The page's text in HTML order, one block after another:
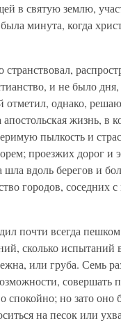
в святую землю,
минута, когда
и не было
однако,
апостольская жизнь,
пылкость и
проезжих дорог
шла вдоль берегов и
городов, соседних
почти всегда
сколько испытаний
или груба. Семь
совершать
спокойно; но зато оно
на песок или